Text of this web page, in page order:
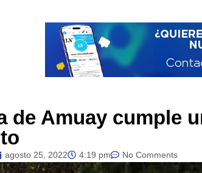
de Amuay cumple
agosto 25, 2022 4:19 pm No Comments